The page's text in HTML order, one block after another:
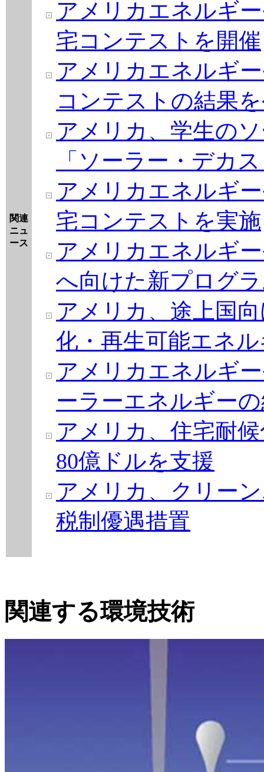
関連
ニュ
ース
アメリカエネルギ
宅コンテストを開催
アメリカエネルギ
コンテストの結果
アメリカ、学生の
「ソーラー・デカ
アメリカエネルギ
宅コンテストを実施
アメリカエネルギ
へ向けた新プログ
アメリカ、途上国
化・再生可能エネ
アメリカエネルギ
ーラーエネルギー
アメリカ、住宅耐
80億ドルを支援
アメリカ、クリー
税制優遇措置
関連する環境技術